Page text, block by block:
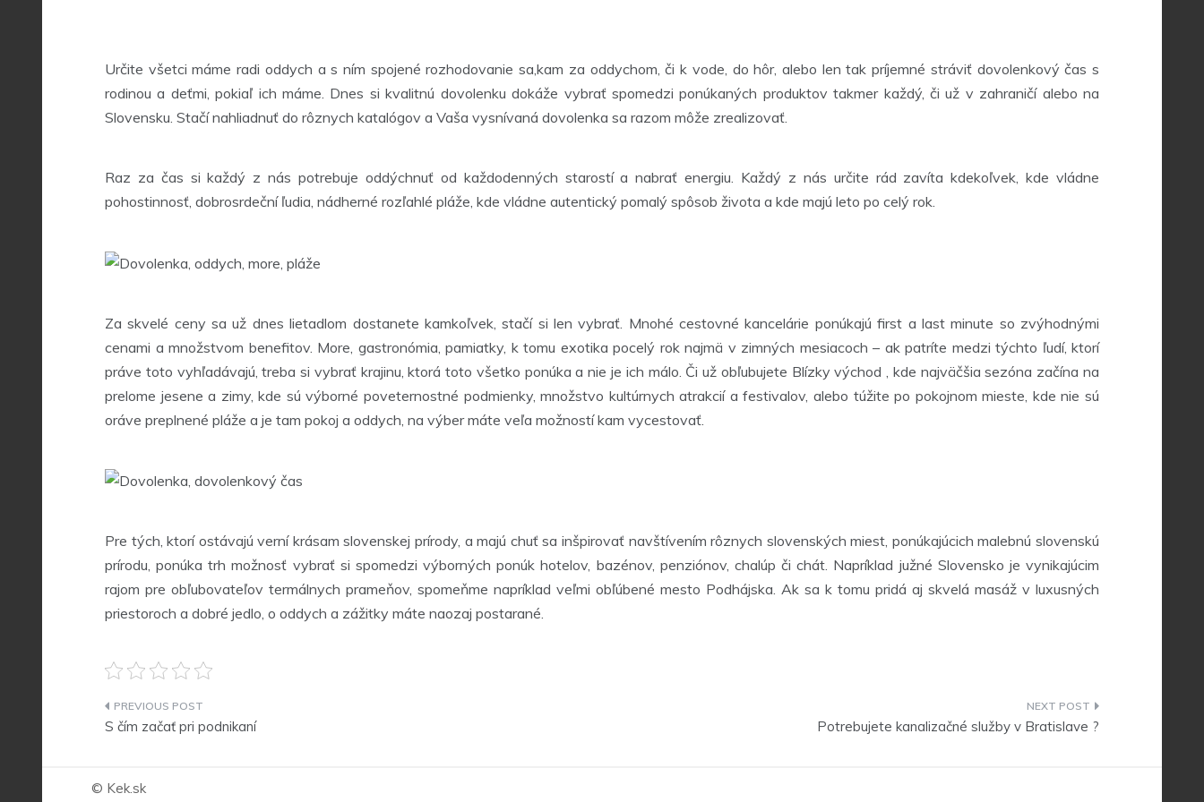
Určite všetci máme radi oddych a s ním spojené rozhodovanie sa,kam za oddychom, či k vode, do hôr, alebo len tak príjemné stráviť dovolenkový čas s
rodinou a deťmi, pokiaľ ich máme. Dnes si kvalitnú dovolenku dokáže vybrať spomedzi ponúkaných produktov takmer každý, či už v zahraničí alebo na
Slovensku. Stačí nahliadnuť do rôznych katalógov a Vaša vysnívaná dovolenka sa razom môže zrealizovať.
Raz za čas si každý z nás potrebuje oddýchnuť od každodenných starostí a nabrať energiu. Každý z nás určite rád zavíta kdekoľvek, kde vládne
pohostinnosť, dobrosrdeční ľudia, nádherné rozľahlé pláže, kde vládne autentický pomalý spôsob života a kde majú leto po celý rok.
Za skvelé ceny sa už dnes lietadlom dostanete kamkoľvek, stačí si len vybrať. Mnohé cestovné kancelárie ponúkajú first a last minute so zvýhodnými
cenami a množstvom benefitov. More, gastronómia, pamiatky, k tomu exotika pocelý rok najmä v zimných mesiacoch – ak patríte medzi týchto ľudí, ktorí
práve toto vyhľadávajú, treba si vybrať krajinu, ktorá toto všetko ponúka a nie je ich málo. Či už obľubujete Blízky východ , kde najväčšia sezóna začína na
prelome jesene a zimy, kde sú výborné poveternostné podmienky, množstvo kultúrnych atrakcií a festivalov, alebo túžite po pokojnom mieste, kde nie sú
oráve preplnené pláže a je tam pokoj a oddych, na výber máte veľa možností kam vycestovať.
Pre tých, ktorí ostávajú verní krásam slovenskej prírody, a majú chuť sa inšpirovať navštívením rôznych slovenských miest, ponúkajúcich malebnú slovenskú
prírodu, ponúka trh možnosť vybrať si spomedzi výborných ponúk hotelov, bazénov, penziónov, chalúp či chát. Napríklad južné Slovensko je vynikajúcim
rajom pre obľubovateľov termálnych prameňov, spomeňme napríklad veľmi obľúbené mesto Podhájska. Ak sa k tomu pridá aj skvelá masáž v luxusných
priestoroch a dobré jedlo, o oddych a zážitky máte naozaj postarané.
Navigace
příspěvek
S čím začať pri podnikaní Potrebujete kanalizačné služby v Bratislave ?
© Kek.sk